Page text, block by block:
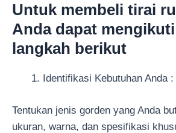
Untuk membeli tirai
Anda dapat
langkah berikut
Identifikasi Kebutuhan Anda :
Tentukan jenis gorden yang Anda
ukuran, warna, dan spesifikasi